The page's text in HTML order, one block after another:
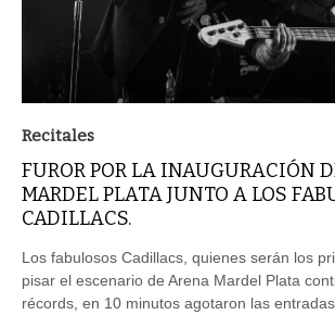
Recitales
FUROR POR LA INAUGURACIÓN
MARDEL PLATA JUNTO A LOS
CADILLACS.
Los fabulosos Cadillacs, quienes serán los
pisar el escenario de Arena Mardel Plata
récords, en 10 minutos agotaron las